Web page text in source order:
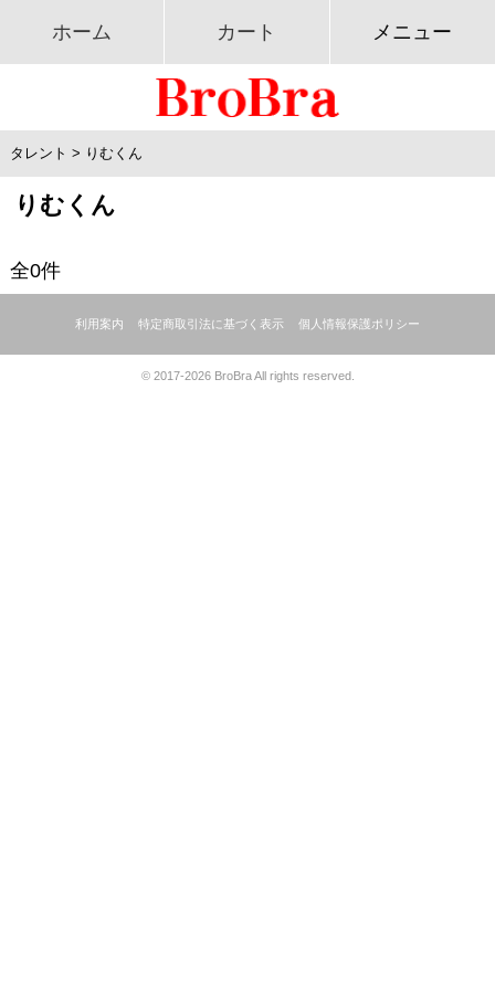
ホーム カート メニュー
タレント > りむくん
りむくん
全0件
利用案内 特定商取引法に基づく表示 個人情報保護ポリシー
© 2017-2026 BroBra All rights reserved.